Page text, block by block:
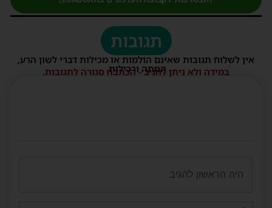
תגובות
אין לשלוח תגובות שאינם הולמות או מכילות דברי לשון הרע,
הסתה ורכילות.
במידה ולא ניתן להגיב - הכתבה סגורה לתגובות.